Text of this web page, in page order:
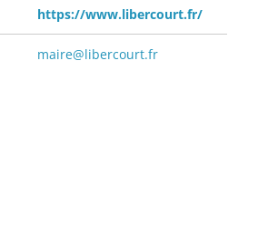
https://www.libercourt.fr/
maire@libercourt.fr